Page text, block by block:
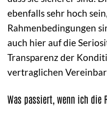
ebenfalls sehr hoch
Rahmenbedingungen
auch hier auf die
Transparenz der
vertraglichen
Was passiert, wenn ich die